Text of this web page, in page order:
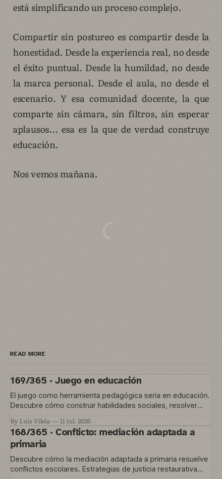
está simplificando un proceso complejo.
Compartir sin postureo es compartir desde la
honestidad. Desde la experiencia real, no desde
el éxito puntual. Desde la humildad, no desde
la marca personal. Desde el aula, no desde el
escenario. Y esa comunidad docente, la que
comparte sin cámara, sin filtros, sin esperar
aplausos... esa es la que de verdad construye
educación.
Nos vemos mañana.
READ MORE
169/365 · Juego en educación
El juego como herramienta pedagógica seria en educación.
Descubre cómo construir habilidades sociales, resolver
By Luis Vilela 11 jul. 2026
168/365 · Conflicto: mediación adaptada a
primaria
Descubre cómo la mediación adaptada a primaria resuelve
conflictos escolares. Estrategias de justicia restaurativa